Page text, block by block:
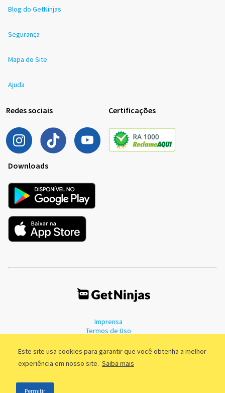
Este site usa cookies para garantir que você obtenha a melhor
experiência em nosso site. Saiba mais
Permitir
Blog do GetNinjas
Segurança
Mapa do Site
Ajuda
Redes sociais Certificações
Downloads
Imprensa
Termos de Uso
©2011 - 2026, GetNinjas LTDA. CNPJ 55.744.877/0001-89 - Rua Dr.